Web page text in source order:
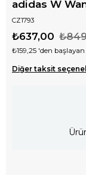
adidas W
CZ1793
₺637,00
₺159,25 'den
Diğer taksit